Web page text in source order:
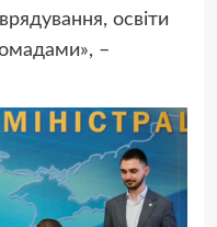
освіти
–